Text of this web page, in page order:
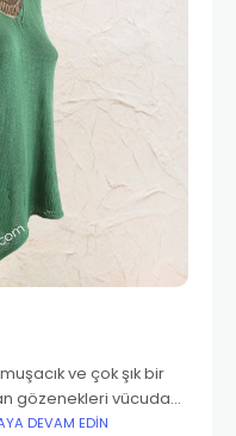
ve çok şık bir
gözenekleri vücuda
de zarif ve
DEVAM EDIN